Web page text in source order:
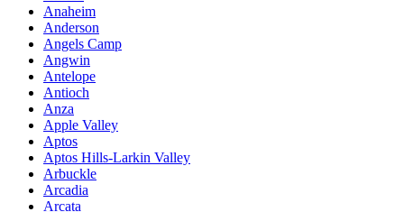
Anaheim
Anderson
Angels Camp
Angwin
Antelope
Antioch
Anza
Apple Valley
Aptos
Aptos Hills-Larkin Valley
Arbuckle
Arcadia
Arcata